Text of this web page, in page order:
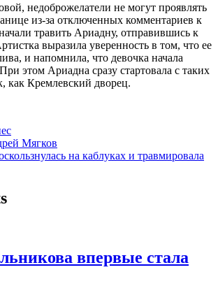
недоброжелатели не могут проявлять
из-за отключенных комментариев к
травить Ариадну, отправившись к
выразила уверенность в том, что ее
и напомнила, что девочка начала
этом Ариадна сразу стартовала с таких
как Кремлевский дворец.
Мягков
на каблуках и травмировала
впервые стала